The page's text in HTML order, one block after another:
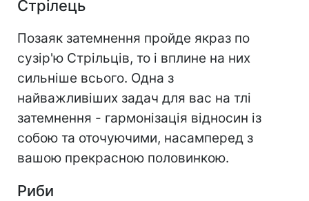
Стрілець
Позаяк затемнення пройде якраз по
сузір'ю Стрільців, то і вплине на них
сильніше всього. Одна з
найважливіших задач для вас на тлі
затемнення - гармонізація відносин із
собою та оточуючими, насамперед з
вашою прекрасною половинкою.
Риби